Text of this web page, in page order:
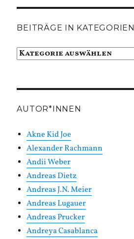
BEITRÄGE IN KATEGORIEN
Beiträge
AUTOR*INNEN
Akne Kid Joe
Alexander Rachmann
Andii Weber
Andreas Dietz
Andreas J.N. Meier
Andreas Lugauer
Andreas Prucker
Andreya Casablanca